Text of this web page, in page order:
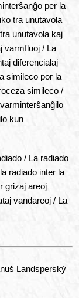
per la
tra unutavola
unutavola kaj
varmfluoj / La
diferencialaj
simileco por la
simileco /
kun
/ La radiado
radiado inter la
grizaj areoj
vandareoj / La
Landsperský